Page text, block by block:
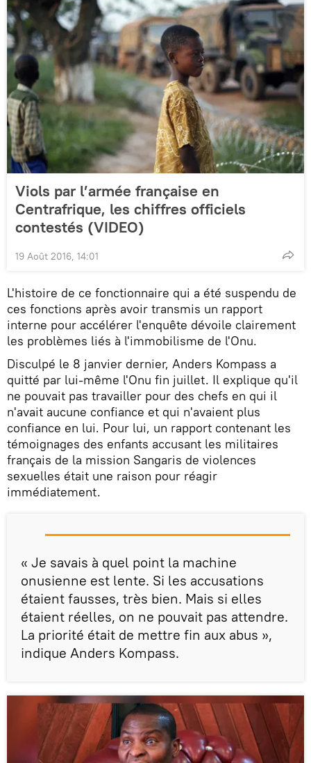
Viols par l’armée française en
Centrafrique, les chiffres officiels
contestés (VIDEO)
19 Août 2016, 14:01
L'histoire de ce fonctionnaire qui a été suspendu de
ces fonctions après avoir transmis un rapport
interne pour accélérer l'enquête dévoile clairement
les problèmes liés à l'immobilisme de l'Onu.
Disculpé le 8 janvier dernier, Anders Kompass a
quitté par lui-même l'Onu fin juillet. Il explique qu'il
ne pouvait pas travailler pour des chefs en qui il
n'avait aucune confiance et qui n'avaient plus
confiance en lui. Pour lui, un rapport contenant les
témoignages des enfants accusant les militaires
français de la mission Sangaris de violences
sexuelles était une raison pour réagir
immédiatement.
« Je savais à quel point la machine
onusienne est lente. Si les accusations
étaient fausses, très bien. Mais si elles
étaient réelles, on ne pouvait pas attendre.
La priorité était de mettre fin aux abus »,
indique Anders Kompass.